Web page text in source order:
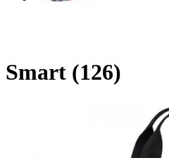
Smart (126)